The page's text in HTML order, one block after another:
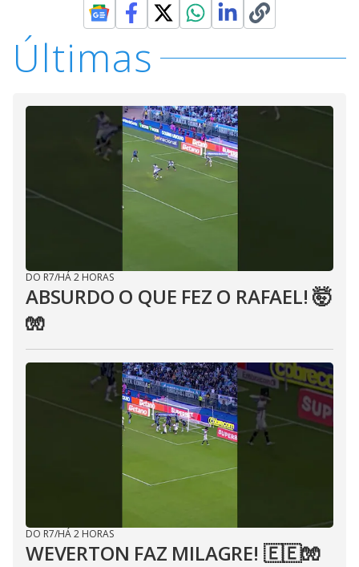
Últimas
DO R7/HÁ 2 HORAS
ABSURDO O QUE FEZ O RAFAEL! 🤯
🧤
DO R7/HÁ 2 HORAS
WEVERTON FAZ MILAGRE! 🇪🇪🧤